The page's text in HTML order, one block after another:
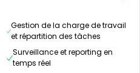
Gestion de la charge de travail
et répartition des tâches
Surveillance et reporting en
temps réel